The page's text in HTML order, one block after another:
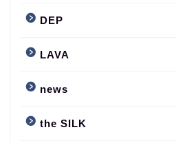
DEP
LAVA
news
the SILK